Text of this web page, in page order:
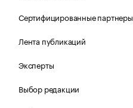
Сертифицированные партнеры
Лента публикаций
Эксперты
Выбор редакции